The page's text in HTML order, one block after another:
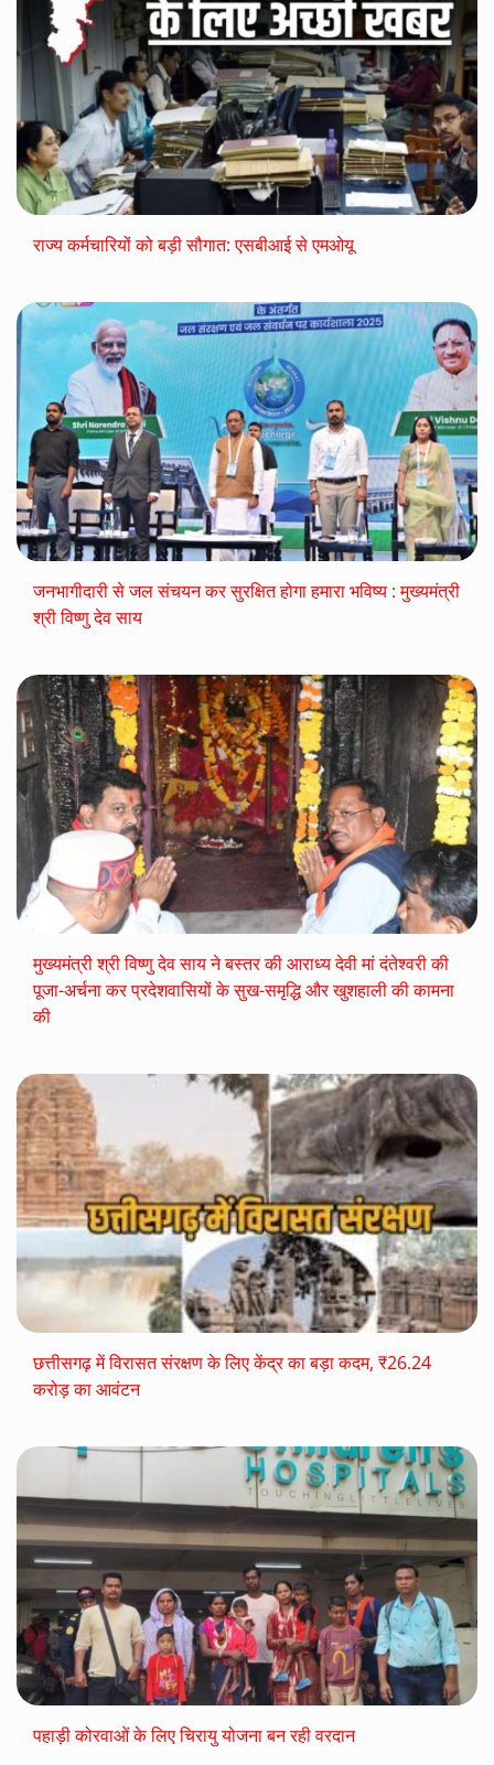
राज्य कर्मचारियों को बड़ी सौगात: एसबीआई से एमओयू
जनभागीदारी से जल संचयन कर सुरक्षित होगा हमारा भविष्य : मुख्यमंत्री
श्री विष्णु देव साय
मुख्यमंत्री श्री विष्णु देव साय ने बस्तर की आराध्य देवी मां दंतेश्वरी की
पूजा-अर्चना कर प्रदेशवासियों के सुख-समृद्धि और खुशहाली की कामना
की
छत्तीसगढ़ में विरासत संरक्षण के लिए केंद्र का बड़ा कदम, ₹26.24
करोड़ का आवंटन
पहाड़ी कोरवाओं के लिए चिरायु योजना बन रही वरदान